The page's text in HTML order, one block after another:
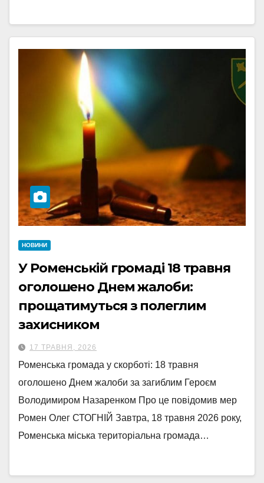
НОВИНИ
У Роменській громаді 18 травня
оголошено Днем жалоби:
прощатимуться з полеглим
захисником
17 ТРАВНЯ, 2026
Роменська громада у скорботі: 18 травня
оголошено Днем жалоби за загиблим Героєм
Володимиром Назаренком Про це повідомив мер
Ромен Олег СТОГНІЙ Завтра, 18 травня 2026 року,
Роменська міська територіальна громада…